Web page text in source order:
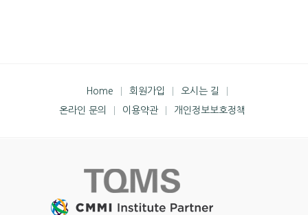
Home 회원가입
오시는 길
온라인 문의
이용약관 개인정보보호정책